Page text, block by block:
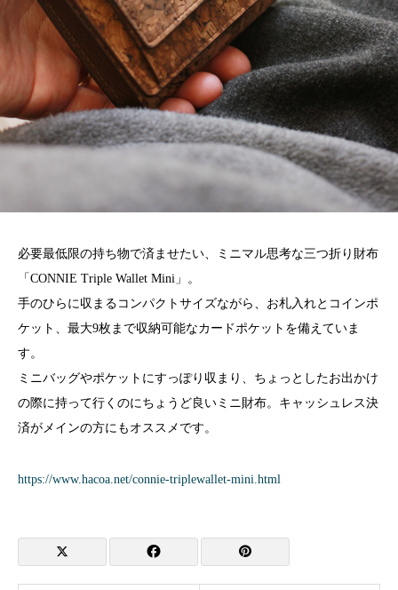
必要最低限の持ち物で済ませたい、ミニマル思考な三つ折り財布
「CONNIE Triple Wallet Mini」。
手のひらに収まるコンパクトサイズながら、お札入れとコインポ
ケット、最大9枚まで収納可能なカードポケットを備えていま
す。
ミニバッグやポケットにすっぽり収まり、ちょっとしたお出かけ
の際に持って行くのにちょうど良いミニ財布。キャッシュレス決
済がメインの方にもオススメです。
https://www.hacoa.net/connie-triplewallet-mini.html